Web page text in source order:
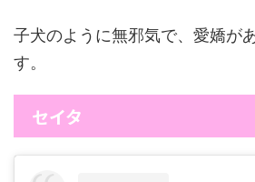
子犬のように無邪気で、愛嬌が
す。
セイタ